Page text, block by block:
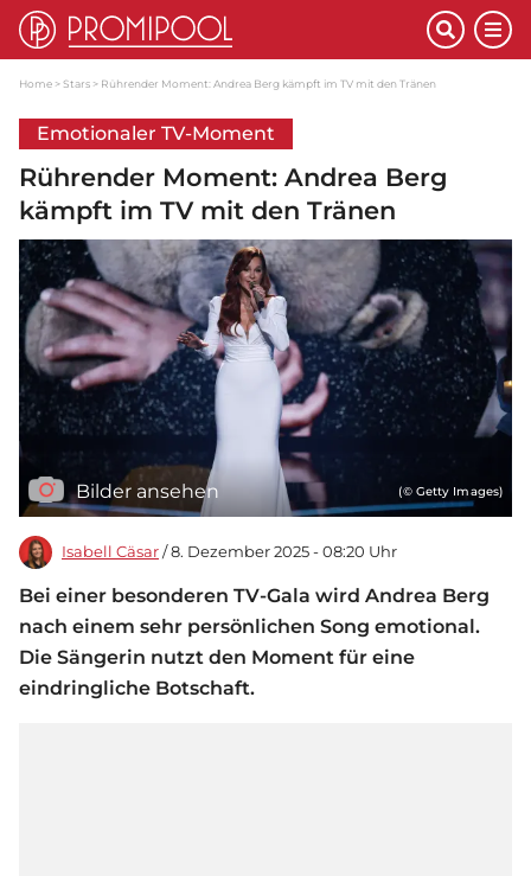
Home Stars Rührender Moment: Andrea Berg kämpft im TV mit den Tränen
Emotionaler TV-Moment
Rührender Moment: Andrea Berg
kämpft im TV mit den Tränen
Bilder ansehen (© Getty Images)
Isabell Cäsar / 8. Dezember 2025 - 08:20 Uhr
Bei einer besonderen TV-Gala wird Andrea Berg
nach einem sehr persönlichen Song emotional.
Die Sängerin nutzt den Moment für eine
eindringliche Botschaft.